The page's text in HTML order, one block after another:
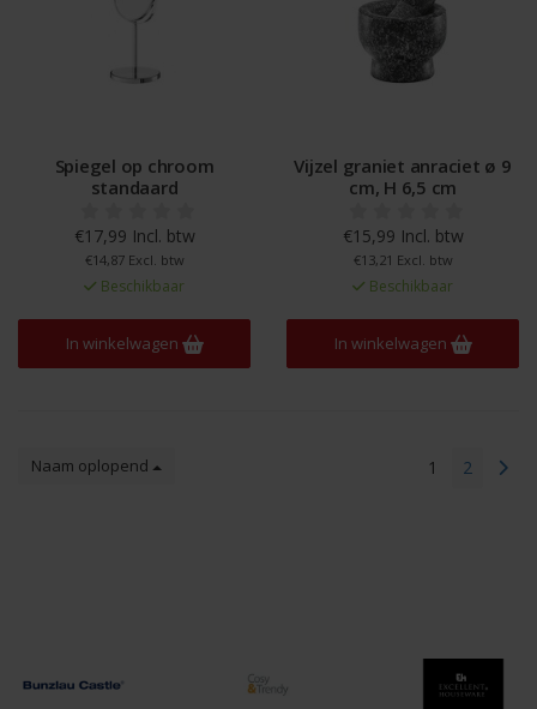
Spiegel op chroom
standaard
€17,99 Incl. btw
€14,87 Excl. btw
Beschikbaar
In winkelwagen
Vijzel graniet anraciet ø 9
cm, H 6,5 cm
€15,99 Incl. btw
€13,21 Excl. btw
Beschikbaar
In winkelwagen
Naam oplopend 1 2